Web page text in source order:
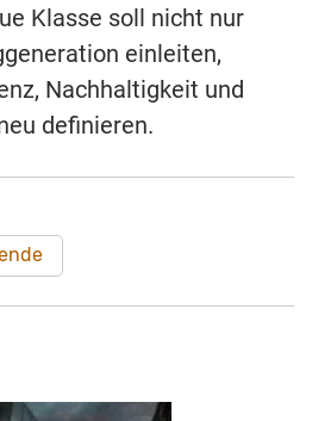
Klasse soll nicht nur
einleiten,
Nachhaltigkeit und
definieren.